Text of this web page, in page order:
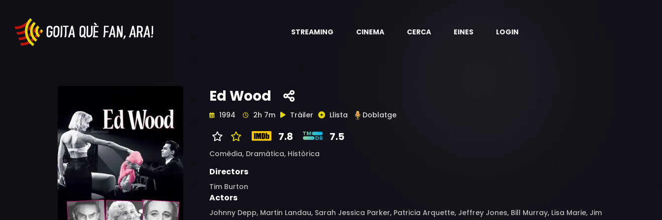
STREAMING CINEMA CERCA EINES LOGIN
Ed Wood
1994 2h 7m Tràiler Llista Doblatge
7.8 7.5
Comèdia, Dramàtica, Històrica
Directors
Tim Burton
Actors
Johnny Depp, Martin Landau, Sarah Jessica Parker, Patricia Arquette, Jeffrey Jones, Bill Murray, Lisa Marie, Jim